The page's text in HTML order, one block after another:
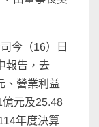
今（16）日
報告，去
、營業利益
元及25.48
年度決算